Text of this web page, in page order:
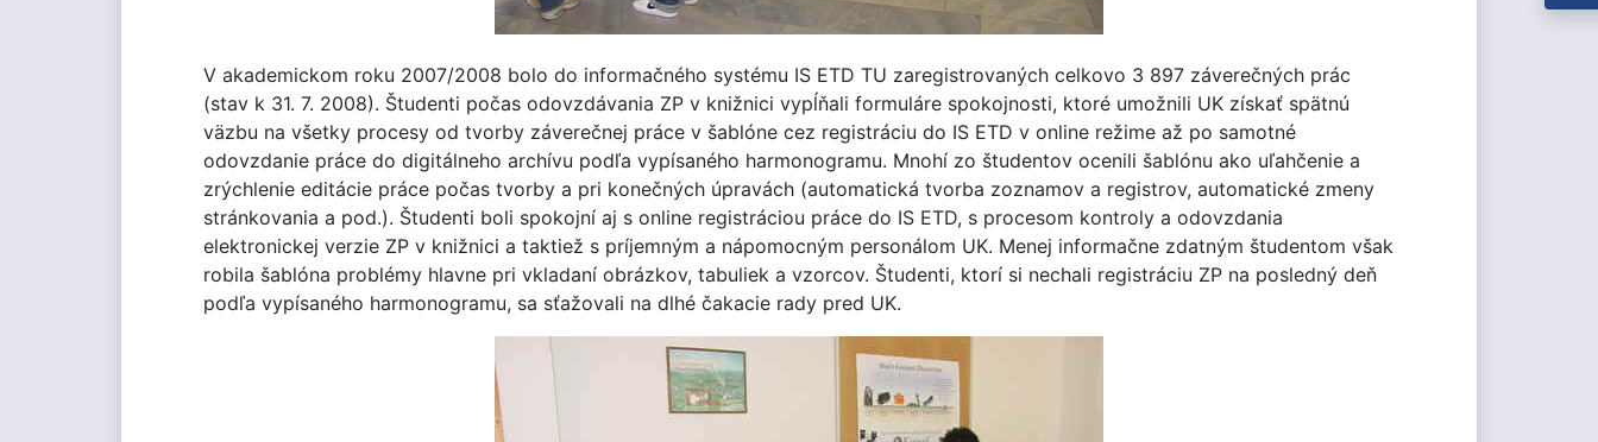
V akademickom roku 2007/2008 bolo do informačného systému IS ETD TU zaregistrovaných celkovo 3 897 záverečných prác
(stav k 31. 7. 2008). Študenti počas odovzdávania ZP v knižnici vypĺňali formuláre spokojnosti, ktoré umožnili UK získať spätnú
väzbu na všetky procesy od tvorby záverečnej práce v šablóne cez registráciu do IS ETD v online režime až po samotné
odovzdanie práce do digitálneho archívu podľa vypísaného harmonogramu. Mnohí zo študentov ocenili šablónu ako uľahčenie a
zrýchlenie editácie práce počas tvorby a pri konečných úpravách (automatická tvorba zoznamov a registrov, automatické zmeny
stránkovania a pod.). Študenti boli spokojní aj s online registráciou práce do IS ETD, s procesom kontroly a odovzdania
elektronickej verzie ZP v knižnici a taktiež s príjemným a nápomocným personálom UK. Menej informačne zdatným študentom však
robila šablóna problémy hlavne pri vkladaní obrázkov, tabuliek a vzorcov. Študenti, ktorí si nechali registráciu ZP na posledný deň
podľa vypísaného harmonogramu, sa sťažovali na dlhé čakacie rady pred UK.